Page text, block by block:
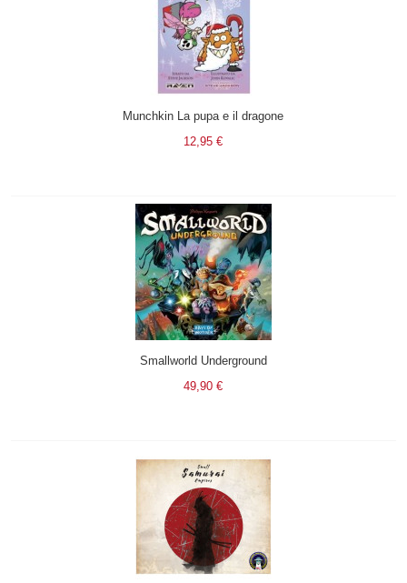
Munchkin La pupa e il dragone
12,95 €
Smallworld Underground
49,90 €